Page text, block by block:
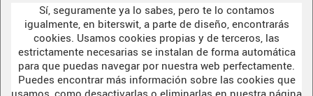
Sí, seguramente ya lo sabes, pero te lo contamos
igualmente, en biterswit, a parte de diseño, encontrarás
cookies. Usamos cookies propias y de terceros, las
estrictamente necesarias se instalan de forma automática
para que puedas navegar por nuestra web perfectamente.
Puedes encontrar más información sobre las cookies que
usamos, como desactivarlas o eliminarlas en nuestra página
POLÍTICA DE COOKIES
WELCOME TO OUR
DARK SIDE